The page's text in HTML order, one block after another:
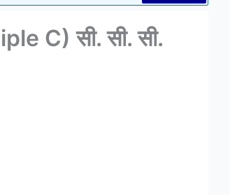
C) सी. सी. सी.